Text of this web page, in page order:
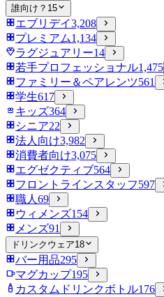
誰向け？ 15
エブリデイ3,208
プレミアム1,134
ラグジュアリー14
若手プロフェッショナル1,475
ファミリー＆ペアレンツ561
学生617
キッズ364
シニア22
法人向け3,982
消費者向け3,075
エグゼクティブ564
フロントラインスタッフ597
職人 69
ウィメンズ154
メンズ91
ドリンクウェア18
バー用品295
マグカップ195
カスタムドリンクボトル176